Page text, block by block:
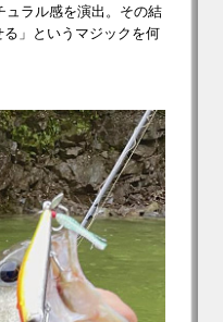
ュラル感を演出。その結
」というマジックを何